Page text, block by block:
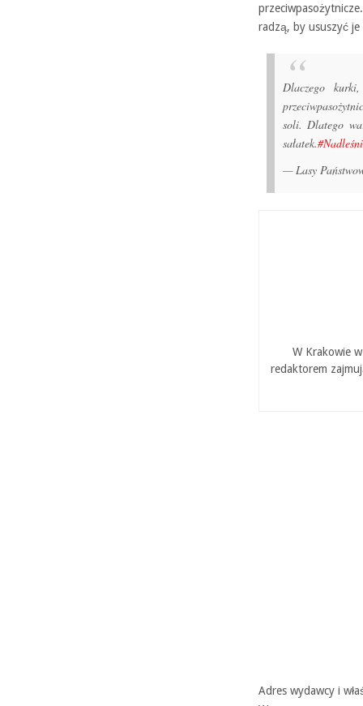
radzą, by ususzyć
Dlaczego
soli. Dlatego
sałatek.
— Lasy
W Krakowie
redaktorem
Adres wydawcy i